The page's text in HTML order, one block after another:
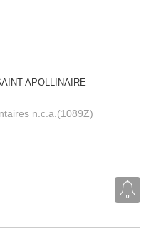
APOLLINAIRE
n.c.a.(1089Z)